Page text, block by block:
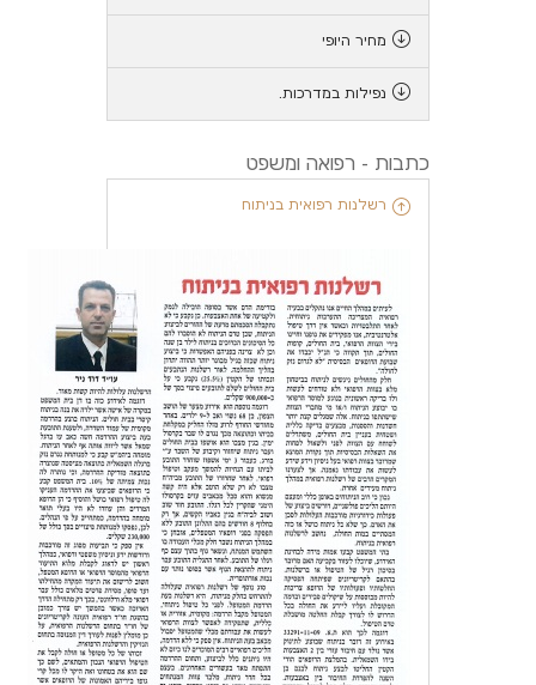
מחיר היופי
נפילות במדרכות.
כתבות - רפואה ומשפט
רשלנות רפואית בניתוח